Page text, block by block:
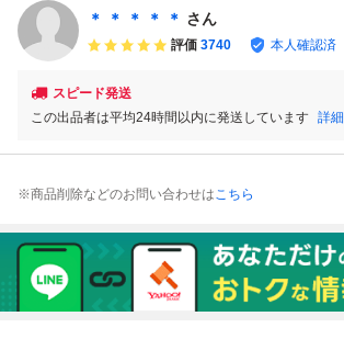
ブルー系 ストレッ
チ 春夏◎
＊ ＊ ＊ ＊ ＊ さん
評価 3740 本人確認済
スピード発送
この出品者は平均24時間以内に発送しています 詳細
※商品削除などのお問い合わせはこちら